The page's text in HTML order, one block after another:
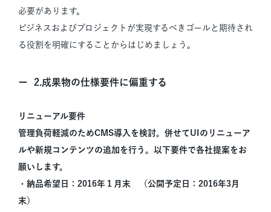
必要があります。
ビジネスおよびプロジェクトが実現するべきゴールと期待され
る役割を明確にすることからはじめましょう。
2.成果物の仕様要件に偏重する
リニューアル要件
管理負荷軽減のためCMS導入を検討。併せてUIのリニューア
ルや新規コンテンツの追加を行う。以下要件で各社提案をお
願いします。
・納品希望日：2016年１月末 （公開予定日：2016年3月
末）